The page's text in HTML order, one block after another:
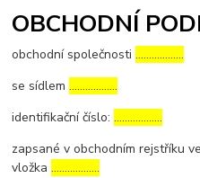
OBCHODNÍ
obchodní společnosti………………
se sídlem………………
identifikační číslo:………………
zapsané v obchodním rejstříku
vložka………………